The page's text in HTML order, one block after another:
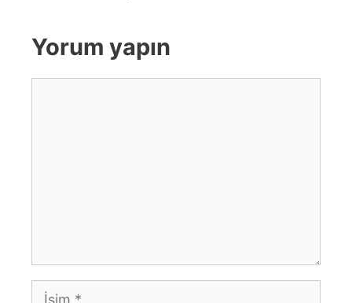
Yorum yapın
İsim